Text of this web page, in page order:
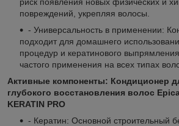
повреждений, укрепляя волосы.
- Универсальность в применении:
подходит для домашнего
процедур и кератинового
частого применения на всех типах
Активные компоненты: Кондиционер
глубокого восстановления волос
KERATIN PRO
- Кератин: Основной строительный